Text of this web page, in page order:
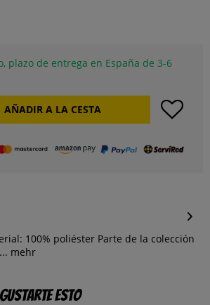
plazo de entrega en España de 3-6
AÑADIR A LA CESTA
100% poliéster Parte de la colección
mehr
gustarte esto